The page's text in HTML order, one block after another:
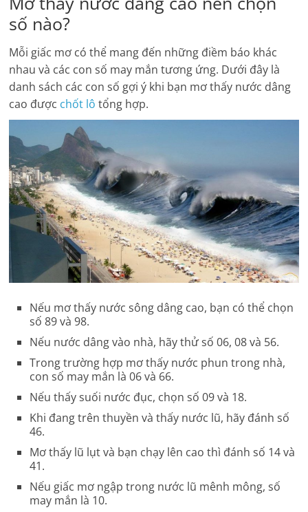
số nào?
Mỗi giấc mơ có thể mang đến những điềm báo khác
nhau và các con số may mắn tương ứng. Dưới đây là
danh sách các con số gợi ý khi bạn mơ thấy nước dâng
cao được chốt lô tổng hợp.
Nếu mơ thấy nước sông dâng cao, bạn có thể chọn
số 89 và 98.
Nếu nước dâng vào nhà, hãy thử số 06, 08 và 56.
Trong trường hợp mơ thấy nước phun trong nhà,
con số may mắn là 06 và 66.
Nếu thấy suối nước đục, chọn số 09 và 18.
Khi đang trên thuyền và thấy nước lũ, hãy đánh số
46.
Mơ thấy lũ lụt và bạn chạy lên cao thì đánh số 14 và
41.
Nếu giấc mơ ngập trong nước lũ mênh mông, số
may mắn là 10.